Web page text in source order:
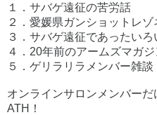
１．サバゲ遠征の苦労話
２．愛媛県ガンショットレ
３．サバゲ遠征であったいろ
４．20年前のアームズマガ
５．ゲリラリラメンバー雑談
オンラインサロンメンバー
ATH！